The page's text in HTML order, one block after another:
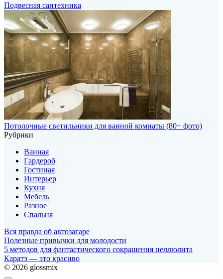
Подвесная сантехника
Потолочные светильники для ванной комнаты (80+ фото)
Рубрики
Ванная
Гардероб
Гостиная
Интерьер
Кухня
Мебель
Разное
Спальня
Вся правда об автозагаре
Полезные привычки для молодости
5 методов для фантастического сокращения целлюлита
Каратэ — это красиво
© 2026 glossmix